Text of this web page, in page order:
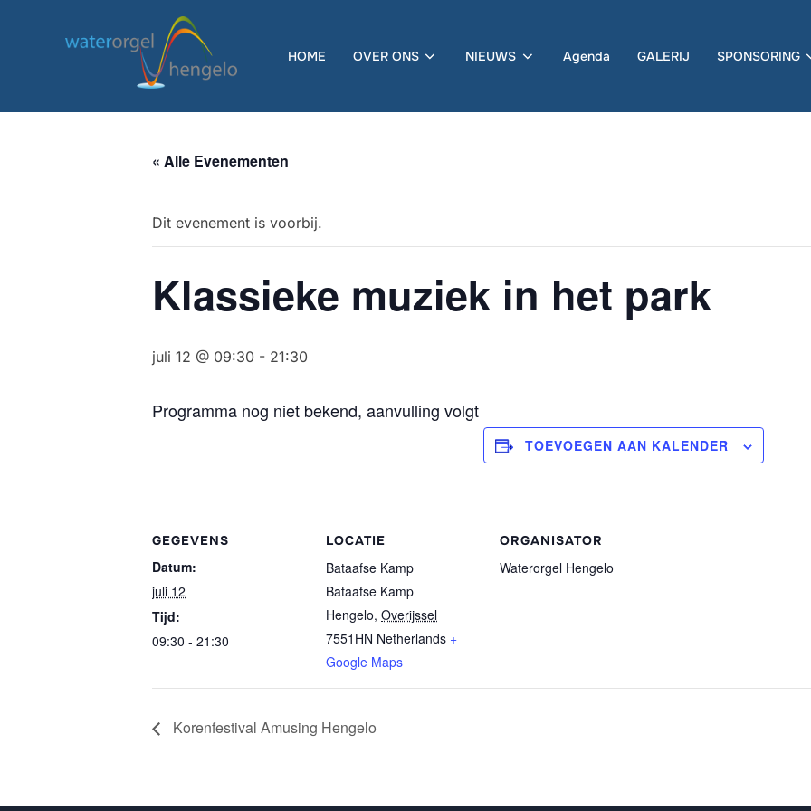
HOME OVER ONS NIEUWS Agenda GALERIJ SPONSORING
« Alle Evenementen
Dit evenement is voorbij.
Klassieke muziek in het park
juli 12 @ 09:30 - 21:30
Programma nog niet bekend, aanvulling volgt
TOEVOEGEN AAN KALENDER
GEGEVENS
Datum:
juli 12
Tijd:
09:30 - 21:30
LOCATIE
Bataafse Kamp
Bataafse Kamp
Hengelo, Overijssel
7551HN Netherlands +
Google Maps
ORGANISATOR
Waterorgel Hengelo
Korenfestival Amusing Hengelo